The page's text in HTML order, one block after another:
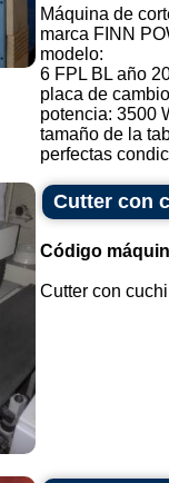
Máquina de
marca FINN
modelo:
6 FPL BL año
placa de
potencia: 3500
tamaño de la
perfectas
Cutter con
Código
Cutter con